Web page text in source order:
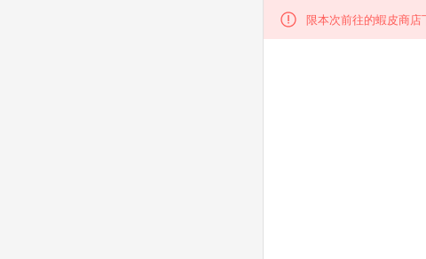
限本次前往的蝦皮商店